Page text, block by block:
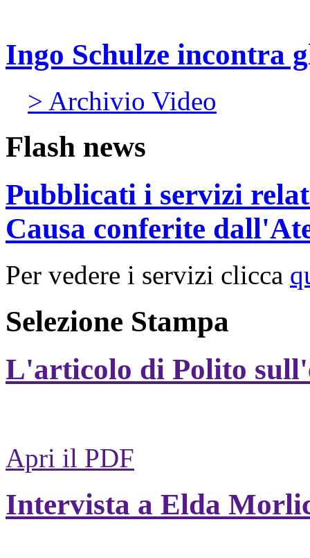
Ingo Schulze incontra
> Archivio Video
Flash news
Pubblicati i servizi
Causa conferite
Per vedere i servizi clicca
Selezione Stampa
L'articolo di Polito
Apri il PDF
Intervista a Elda